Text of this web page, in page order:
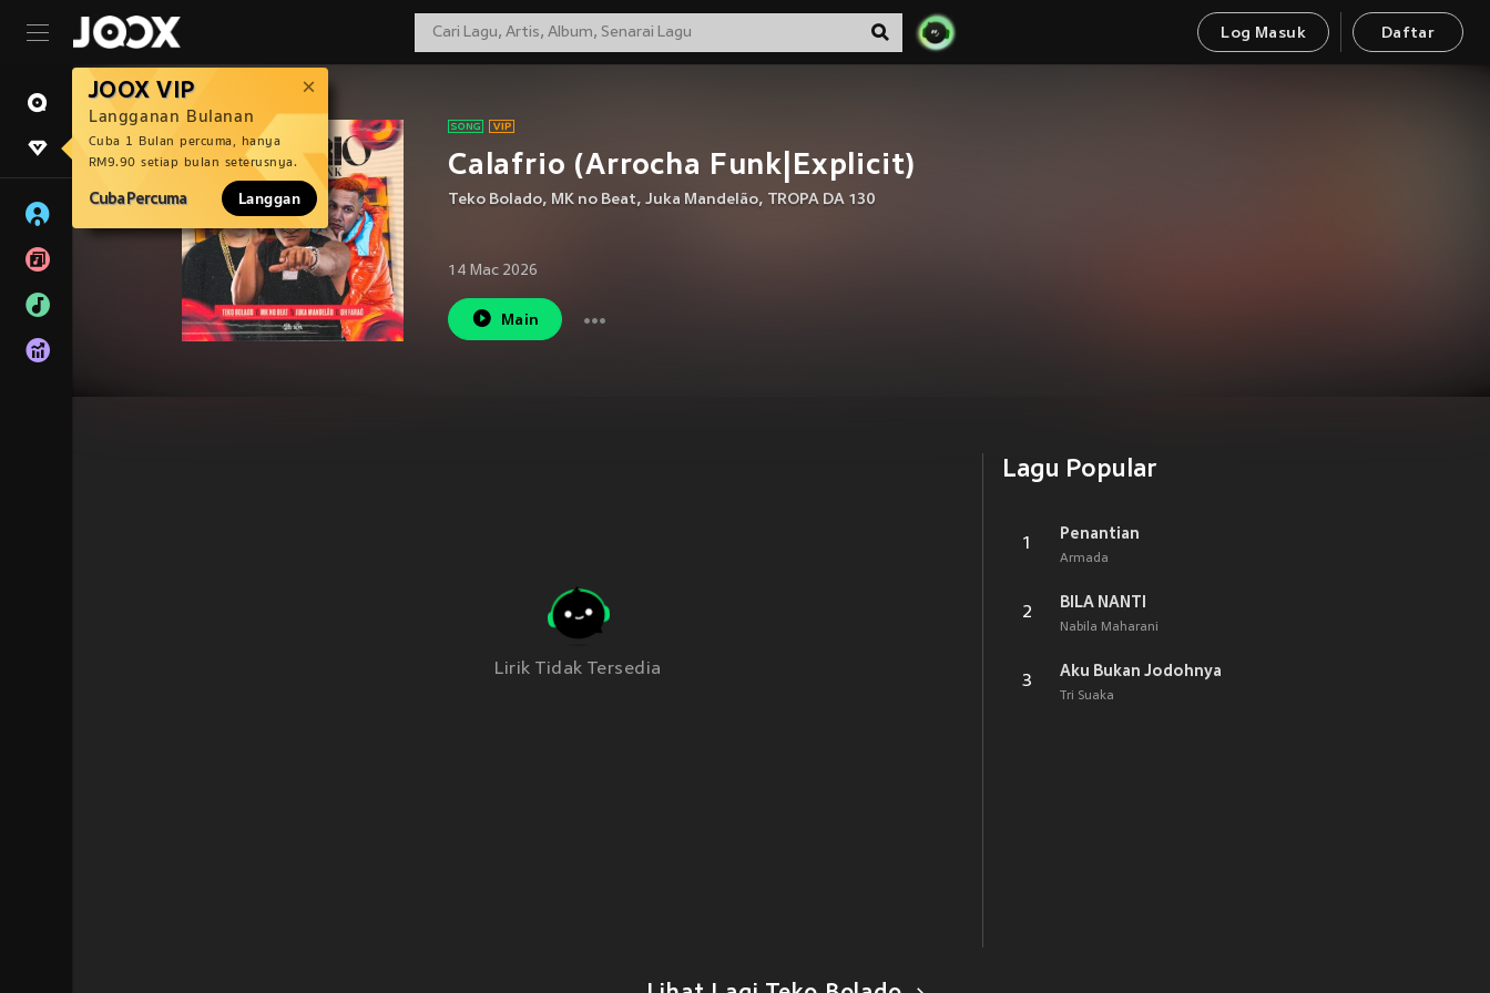
Log Masuk Daftar
JOOX VIP
Langganan Bulanan
Cuba 1 Bulan percuma, hanya
RM9.90 setiap bulan seterusnya.
Cuba Percuma Langgan
Calafrio (Arrocha Funk|Explicit)
Teko Bolado, MK no Beat, Juka Mandelão, TROPA DA 130
14 Mac 2026
Main
Lirik Tidak Tersedia
Lagu Popular
1
Penantian
Armada
2
BILA NANTI
Nabila Maharani
3
Aku Bukan Jodohnya
Tri Suaka